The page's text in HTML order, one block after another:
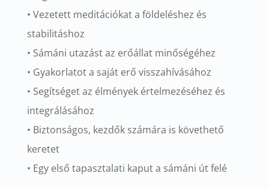
• Vezetett meditációkat a földeléshez és
stabilitáshoz
• Sámáni utazást az erőállat minőségéhez
• Gyakorlatot a saját erő visszahívásához
• Segítséget az élmények értelmezéséhez és
integrálásához
• Biztonságos, kezdők számára is követhető
keretet
• Egy első tapasztalati kaput a sámáni út felé